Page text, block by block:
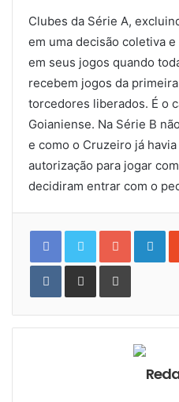
Clubes da Série A,
em uma decisão coletiva
em seus jogos quando
recebem jogos da
torcedores liberados. É o
Goianiense. Na Série B
e como o Cruzeiro já
autorização para jogar
decidiram entrar com o
Google+
VKontakteShare
Email
Print